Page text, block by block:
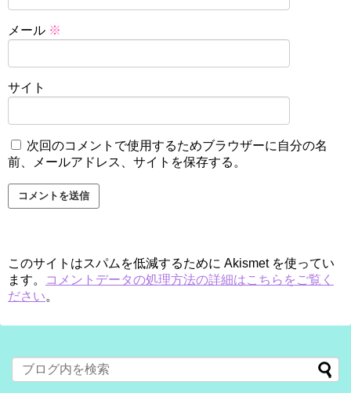
メール ※
サイト
次回のコメントで使用するためブラウザーに自分の名
前、メールアドレス、サイトを保存する。
このサイトはスパムを低減するために Akismet を使ってい
ます。
コメントデータの処理方法の詳細はこちらをご覧く
ださい。